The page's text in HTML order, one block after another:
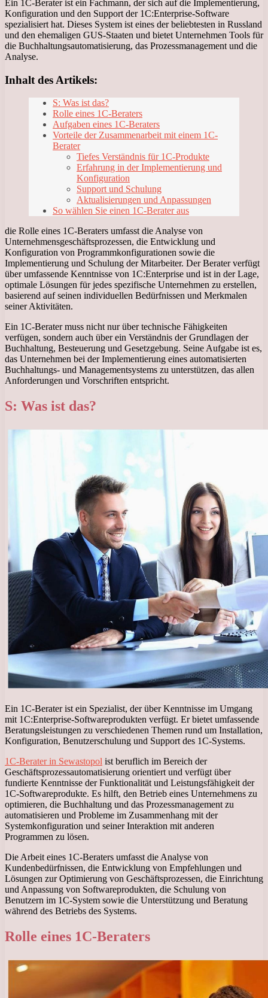
Ein 1C-Berater ist ein Fachmann, der sich auf die Implementierung,
Konfiguration und den Support der 1C:Enterprise-Software
spezialisiert hat. Dieses System ist eines der beliebtesten in Russland
und den ehemaligen GUS-Staaten und bietet Unternehmen Tools für
die Buchhaltungsautomatisierung, das Prozessmanagement und die
Analyse.
Inhalt des Artikels:
S: Was ist das?
Rolle eines 1C-Beraters
Aufgaben eines 1C-Beraters
Vorteile der Zusammenarbeit mit einem 1C-
Berater
Tiefes Verständnis für 1C-Produkte
Erfahrung in der Implementierung und
Konfiguration
Support und Schulung
Aktualisierungen und Anpassungen
So wählen Sie einen 1C-Berater aus
die Rolle eines 1C-Beraters umfasst die Analyse von
Unternehmensgeschäftsprozessen, die Entwicklung und
Konfiguration von Programmkonfigurationen sowie die
Implementierung und Schulung der Mitarbeiter. Der Berater verfügt
über umfassende Kenntnisse von 1C:Enterprise und ist in der Lage,
optimale Lösungen für jedes spezifische Unternehmen zu erstellen,
basierend auf seinen individuellen Bedürfnissen und Merkmalen
seiner Aktivitäten.
Ein 1C-Berater muss nicht nur über technische Fähigkeiten
verfügen, sondern auch über ein Verständnis der Grundlagen der
Buchhaltung, Besteuerung und Gesetzgebung. Seine Aufgabe ist es,
das Unternehmen bei der Implementierung eines automatisierten
Buchhaltungs- und Managementsystems zu unterstützen, das allen
Anforderungen und Vorschriften entspricht.
S: Was ist das?
Ein 1C-Berater ist ein Spezialist, der über Kenntnisse im Umgang
mit 1C:Enterprise-Softwareprodukten verfügt. Er bietet umfassende
Beratungsleistungen zu verschiedenen Themen rund um Installation,
Konfiguration, Benutzerschulung und Support des 1C-Systems.
1C-Berater in Sewastopol ist beruflich im Bereich der
Geschäftsprozessautomatisierung orientiert und verfügt über
fundierte Kenntnisse der Funktionalität und Leistungsfähigkeit der
1C-Softwareprodukte. Es hilft, den Betrieb eines Unternehmens zu
optimieren, die Buchhaltung und das Prozessmanagement zu
automatisieren und Probleme im Zusammenhang mit der
Systemkonfiguration und seiner Interaktion mit anderen
Programmen zu lösen.
Die Arbeit eines 1C-Beraters umfasst die Analyse von
Kundenbedürfnissen, die Entwicklung von Empfehlungen und
Lösungen zur Optimierung von Geschäftsprozessen, die Einrichtung
und Anpassung von Softwareprodukten, die Schulung von
Benutzern im 1C-System sowie die Unterstützung und Beratung
während des Betriebs des Systems.
Rolle eines 1C-Beraters